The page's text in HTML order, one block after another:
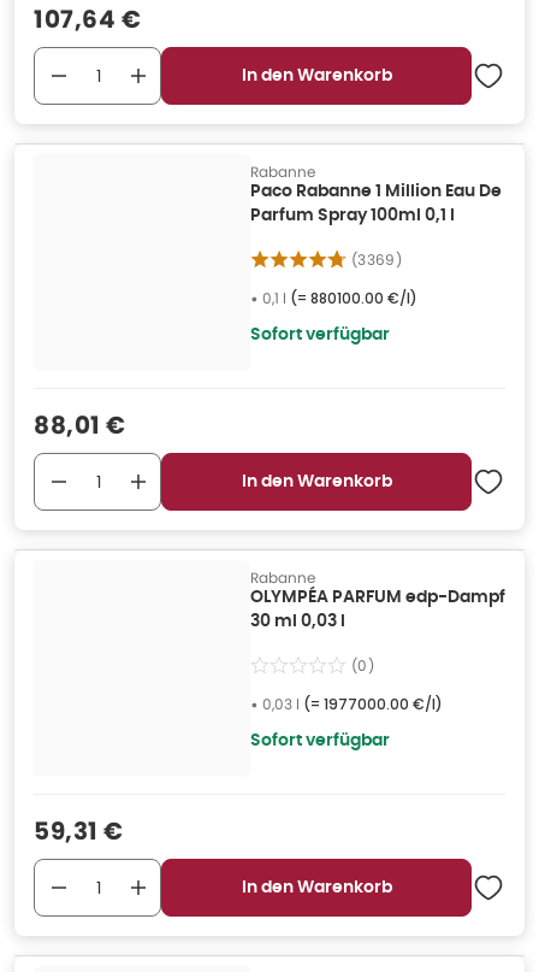
Verkaufspreis
107,64 €
In den Warenkorb
Rabanne
Paco Rabanne 1 Million Eau De
Parfum Spray 100ml 0,1 l
(3369)
• 0,1 l (= 880100.00 €/l)
Sofort verfügbar
Verkaufspreis
88,01 €
In den Warenkorb
Rabanne
OLYMPÉA PARFUM edp-Dampf
30 ml 0,03 l
(0)
• 0,03 l (= 1977000.00 €/l)
Sofort verfügbar
Verkaufspreis
59,31 €
In den Warenkorb